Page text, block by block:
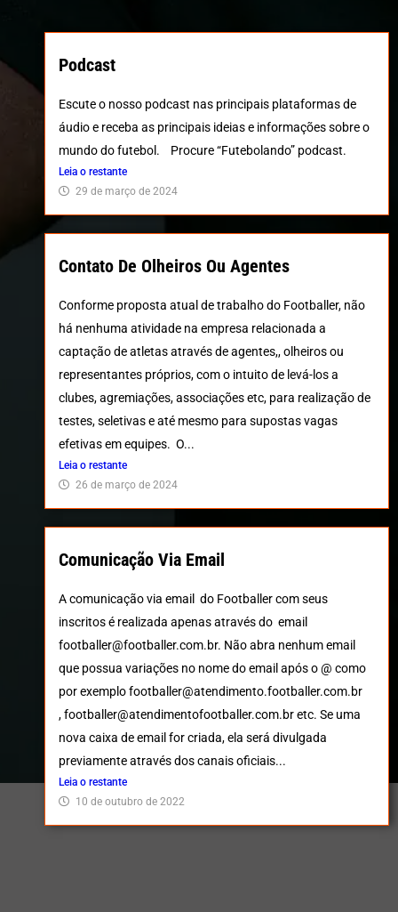
Podcast
Escute o nosso podcast nas principais plataformas de
áudio e receba as principais ideias e informações sobre o
mundo do futebol. Procure “Futebolando” podcast.
Leia o restante
29 de março de 2024
Contato De Olheiros Ou Agentes
Conforme proposta atual de trabalho do Footballer, não
há nenhuma atividade na empresa relacionada a
captação de atletas através de agentes,, olheiros ou
representantes próprios, com o intuito de levá-los a
clubes, agremiações, associações etc, para realização de
testes, seletivas e até mesmo para supostas vagas
efetivas em equipes. O...
Leia o restante
26 de março de 2024
Comunicação Via Email
A comunicação via email do Footballer com seus
inscritos é realizada apenas através do email
footballer@footballer.com.br. Não abra nenhum email
que possua variações no nome do email após o @ como
por exemplo footballer@atendimento.footballer.com.br
, footballer@atendimentofootballer.com.br etc. Se uma
nova caixa de email for criada, ela será divulgada
previamente através dos canais oficiais...
Leia o restante
10 de outubro de 2022